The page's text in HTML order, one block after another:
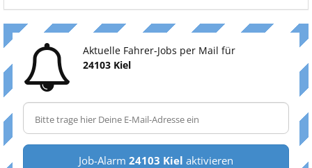
Aktuelle Fahrer-Jobs per Mail für
24103 Kiel
Job-Alarm 24103 Kiel aktivieren